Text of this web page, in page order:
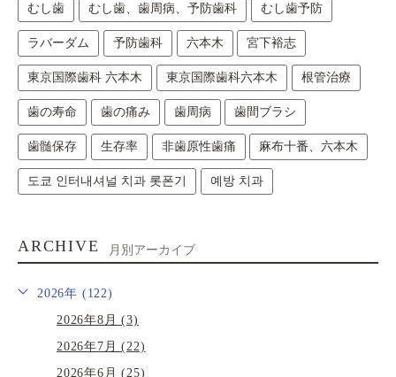
むし歯 むし歯、歯周病、予防歯科 むし歯予防
ラバーダム 予防歯科 六本木 宮下裕志
東京国際歯科 六本木 東京国際歯科六本木 根管治療
歯の寿命 歯の痛み 歯周病 歯間ブラシ
歯髄保存 生存率 非歯原性歯痛 麻布十番、六本木
도쿄 인터내셔널 치과 롯폰기 예방 치과
ARCHIVE 月別アーカイブ
2026年 (122)
2026年8月 (3)
2026年7月 (22)
2026年6月 (25)